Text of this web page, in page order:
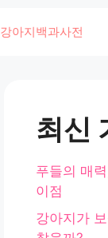
강아지백과사전
최신
푸들의 매
이점
강아지가